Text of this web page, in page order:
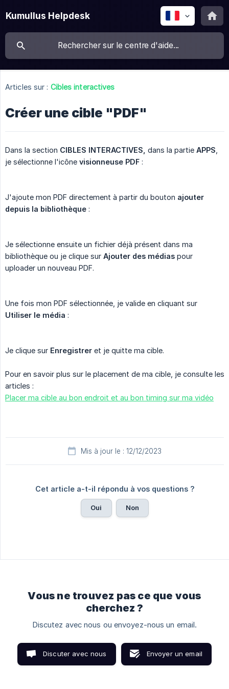
Kumullus Helpdesk
Articles sur : Cibles interactives
Créer une cible "PDF"
Dans la section CIBLES INTERACTIVES, dans la partie APPS
je sélectionne l'icône visionneuse PDF :
J'ajoute mon PDF directement à partir du bouton ajouter
depuis la bibliothèque :
Je sélectionne ensuite un fichier déjà présent dans ma
bibliothèque ou je clique sur Ajouter des médias pour
uploader un nouveau PDF.
Une fois mon PDF sélectionnée, je valide en cliquant sur
Utiliser le média :
Je clique sur Enregistrer et je quitte ma cible.
Pour en savoir plus sur le placement de ma cible, je consulte les
articles :
Placer ma cible au bon endroit et au bon timing sur ma vidéo
Mis à jour le : 12/12/2023
Cet article a-t-il répondu à vos questions ?
Oui Non
Vous ne trouvez pas ce que vous
cherchez ?
Discutez avec nous ou envoyez-nous un email.
Discuter avec nous Envoyer un email